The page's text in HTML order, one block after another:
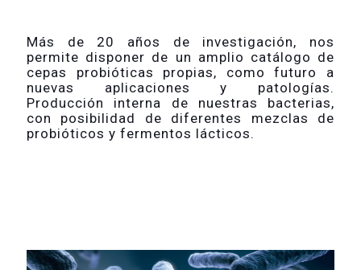
Más de 20 años de investigación, nos
permite disponer de un amplio catálogo de
cepas probióticas propias, como futuro a
nuevas aplicaciones y patologías.
Producción interna de nuestras bacterias,
con posibilidad de diferentes mezclas de
probióticos y fermentos lácticos.